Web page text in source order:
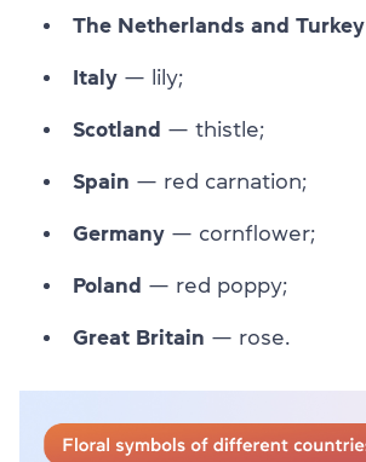
The Netherlands and Turkey
Italy — lily;
Scotland — thistle;
Spain — red carnation;
Germany — cornflower;
Poland — red poppy;
Great Britain — rose.